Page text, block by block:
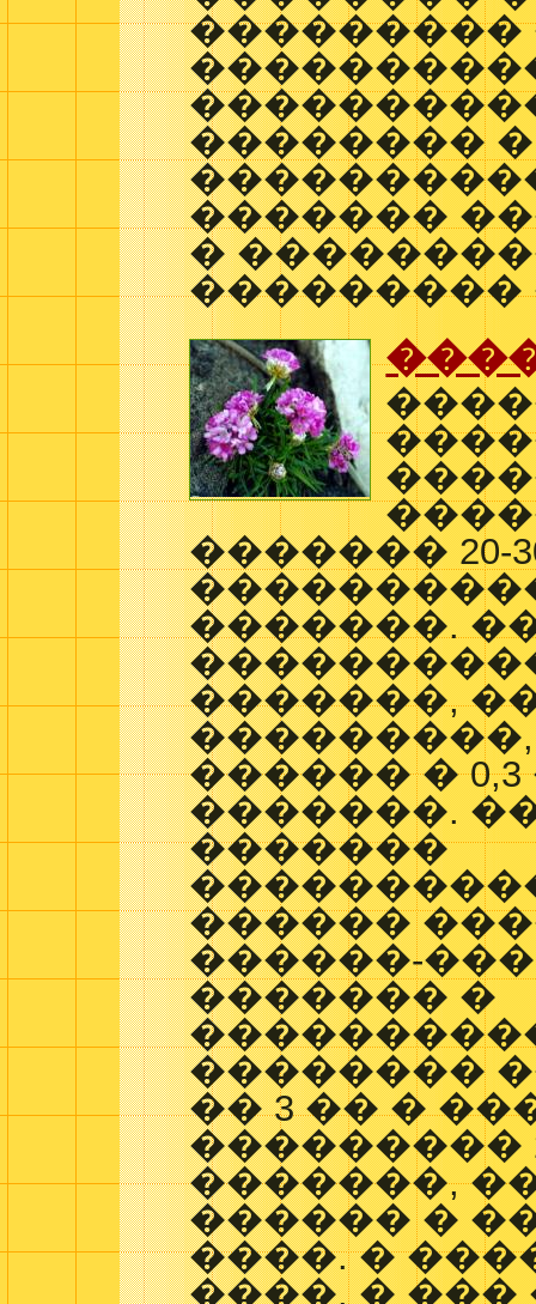
���������
�������� �
�������
�
���������
������� 20-
�������.
�������,
���������,
������ � 0,3
�������.
�������
������
������-
������� �
��������
�� 3 �� �
���������
�������,
������ �
����. �
����. � ���